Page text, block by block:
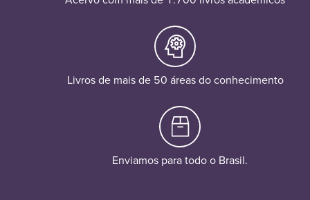
Livros de mais de 50 áreas do conhecimento
Enviamos para todo o Brasil.